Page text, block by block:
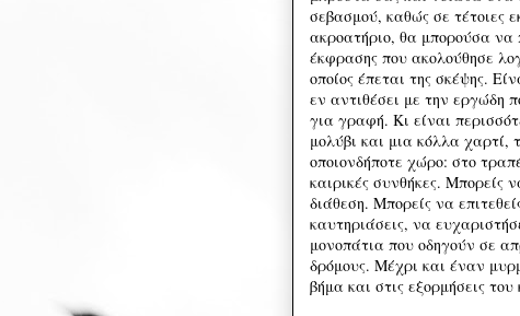
σεβασμού, καθώς σε τέτοιες
ακροατήριο, θα μπορούσα να
έκφρασης που ακολούθησε
οποίος έπεται της σκέψης.
εν αντιθέσει με την εργώδη
για γραφή. Κι είναι
μολύβι και μια κόλλα χαρτί,
οποιονδήποτε χώρο: στο
καιρικές συνθήκες. Μπορείς
διάθεση. Μπορείς να
καυτηριάσεις, να
μονοπάτια που οδηγούν σε
δρόμους. Μέχρι και έναν
βήμα και στις εξορμήσεις